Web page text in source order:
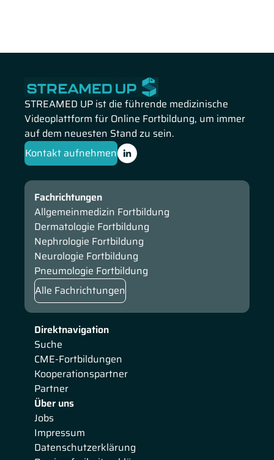
STREAMED UP ist die führende medizinische
Videoplattform für Online Fortbildung, um immer
auf dem neuesten Stand zu sein.
Kontakt aufnehmen
Direktnavigation
Suche
CME-Fortbildungen
Kooperationspartner
Partner
Über uns
Jobs
Impressum
Datenschutzerklärung
Fachrichtungen
Allgemeinmedizin Fortbildung
Dermatologie Fortbildung
Nephrologie Fortbildung
Neurologie Fortbildung
Pneumologie Fortbildung
Alle Fachrichtungen